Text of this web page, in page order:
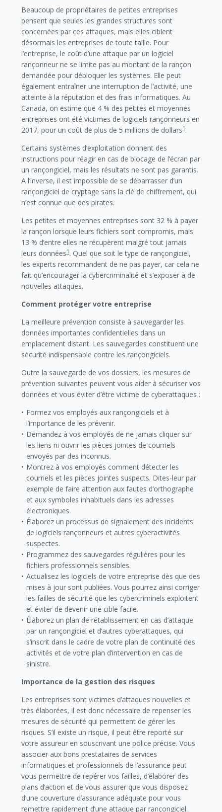
Beaucoup de propriétaires de petites entreprises
pensent que seules les grandes structures sont
concernées par ces attaques, mais elles ciblent
désormais les entreprises de toute taille. Pour
l’entreprise, le coût d’une attaque par un logiciel
rançonneur ne se limite pas au montant de la rançon
demandée pour débloquer les systèmes. Elle peut
également entraîner une interruption de l’activité, une
atteinte à la réputation et des frais informatiques. Au
Canada, on estime que 4 % des petites et moyennes
entreprises ont été victimes de logiciels rançonneurs en
2017, pour un coût de plus de 5 millions de dollars1.
Certains systèmes d’exploitation donnent des
instructions pour réagir en cas de blocage de l’écran par
un rançongiciel, mais les résultats ne sont pas garantis.
A l’inverse, il est impossible de se débarrasser d’un
rançongiciel de cryptage sans la clé de chiffrement, qui
n’est connue que des pirates.
Les petites et moyennes entreprises sont 32 % à payer
la rançon lorsque leurs fichiers sont compromis, mais
13 % d’entre elles ne récupèrent malgré tout jamais
leurs données1. Quel que soit le type de rançongiciel,
les experts recommandent de ne pas payer, car cela ne
fait qu’encourager la cybercriminalité et s’exposer à de
nouvelles attaques.
Comment protéger votre entreprise
La meilleure prévention consiste à sauvegarder les
données importantes confidentielles dans un
emplacement distant. Les sauvegardes constituent une
sécurité indispensable contre les rançongiciels.
Outre la sauvegarde de vos dossiers, les mesures de
prévention suivantes peuvent vous aider à sécuriser vos
données et vous éviter d’être victime de cyberattaques :
Formez vos employés aux rançongiciels et à
l’importance de les prévenir.
Demandez à vos employés de ne jamais cliquer sur
les liens ni ouvrir les pièces jointes de courriels
envoyés par des inconnus.
Montrez à vos employés comment détecter les
courriels et les pièces jointes suspects. Dites-leur par
exemple de faire attention aux fautes d’orthographe
et aux symboles inhabituels dans les adresses
électroniques.
Élaborez un processus de signalement des incidents
de logiciels rançonneurs et autres cyberactivités
suspectes.
Programmez des sauvegardes régulières pour les
fichiers professionnels sensibles.
Actualisez les logiciels de votre entreprise dès que des
mises à jour sont publiées. Vous pourrez ainsi corriger
les failles de sécurité que les cybercriminels exploitent
et éviter de devenir une cible facile.
Élaborez un plan de rétablissement en cas d’attaque
par un rançongiciel et d’autres cyberattaques, qui
s’inscrit dans le cadre de votre plan de continuité des
activités et de votre plan d’intervention en cas de
sinistre.
Importance de la gestion des risques
Les entreprises sont victimes d’attaques nouvelles et
très élaborées, il est donc nécessaire de repenser les
mesures de sécurité qui permettent de gérer les
risques. S’il existe un risque, il peut être reporté sur
votre assureur en souscrivant une police précise. Vous
associer aux bons prestataires de services
informatiques et professionnels de l’assurance peut
vous permettre de repérer vos failles, d’élaborer des
plans d’action et de vous assurer que vous disposez
d’une couverture d’assurance adéquate pour vous
remettre rapidement d’une attaque par rançongiciel.